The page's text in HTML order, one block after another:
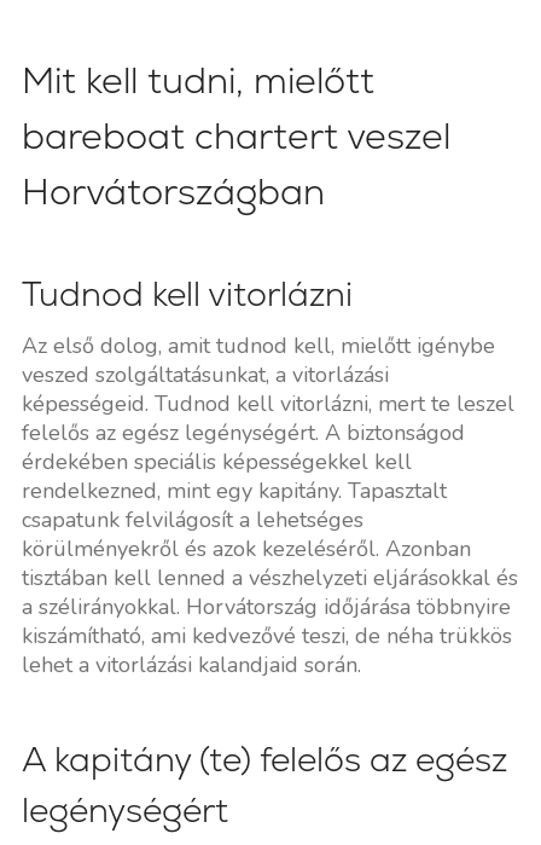
Mit kell tudni, mielőtt
bareboat chartert veszel
Horvátországban
Tudnod kell vitorlázni
Az első dolog, amit tudnod kell, mielőtt igénybe
veszed szolgáltatásunkat, a vitorlázási
képességeid. Tudnod kell vitorlázni, mert te leszel
felelős az egész legénységért. A biztonságod
érdekében speciális képességekkel kell
rendelkezned, mint egy kapitány. Tapasztalt
csapatunk felvilágosít a lehetséges
körülményekről és azok kezeléséről. Azonban
tisztában kell lenned a vészhelyzeti eljárásokkal és
a szélirányokkal. Horvátország időjárása többnyire
kiszámítható, ami kedvezővé teszi, de néha trükkös
lehet a vitorlázási kalandjaid során.
A kapitány (te) felelős az egész
legénységért